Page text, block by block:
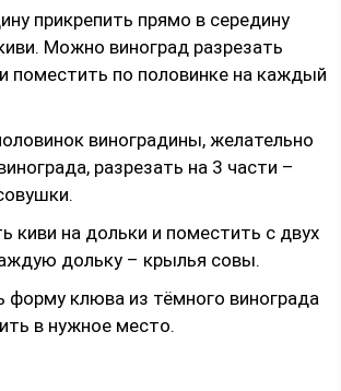
прикрепить прямо в середину
Можно виноград разрезать
поместить по половинке на каждый
виноградины, желательно
разрезать на 3 части –
киви на дольки и поместить с двух
дольку – крылья совы.
форму клюва из тёмного винограда
в нужное место.